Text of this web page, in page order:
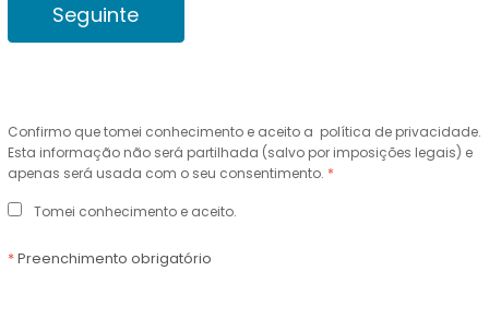
Confirmo que tomei conhecimento e aceito a política de privacidade.
Esta informação não será partilhada (salvo por imposições legais) e
apenas será usada com o seu consentimento. *
Tomei conhecimento e aceito.
*Preenchimento obrigatório